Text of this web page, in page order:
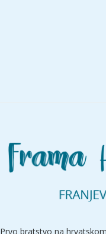
Prvo bratstvo na